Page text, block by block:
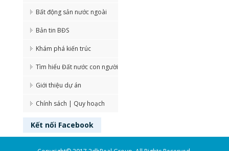
Bất động sản nước ngoài
Bản tin BĐS
Khám phá kiến trúc
Tìm hiểu Đất nước con người
Giới thiệu dự án
Chính sách | Quy hoạch
Kết nối Facebook